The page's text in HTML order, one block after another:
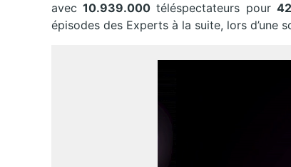
avec10.939.000 téléspectateurs pour
épisodes des Experts à la suite, lors d’une